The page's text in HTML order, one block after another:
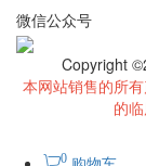
微信公众号
Copyright
本网站销售的所
的
0